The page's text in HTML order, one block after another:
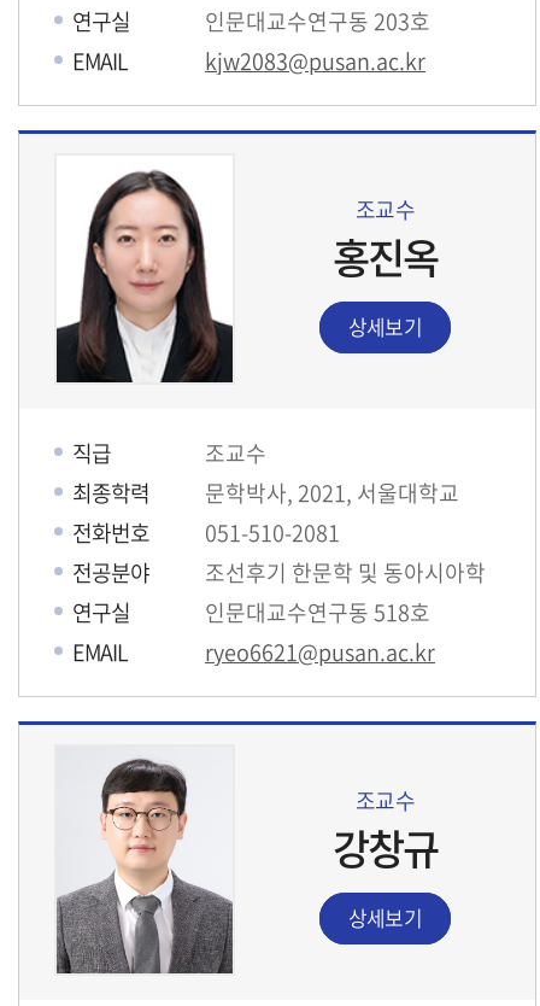
연구실
인문대교수연구동 203호
EMAIL
kjw2083@pusan.ac.kr
조교수
홍진옥
상세보기
직급
조교수
최종학력
문학박사, 2021, 서울대학교
전화번호
051-510-2081
전공분야
조선후기 한문학 및 동아시아학
연구실
인문대교수연구동 518호
EMAIL
ryeo6621@pusan.ac.kr
조교수
강창규
상세보기